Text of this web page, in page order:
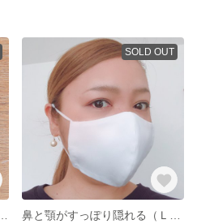
SOLD OUT